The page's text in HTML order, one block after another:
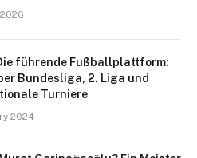
führende Fußballplattform:
Bundesliga, 2. Liga und
Turniere
2024